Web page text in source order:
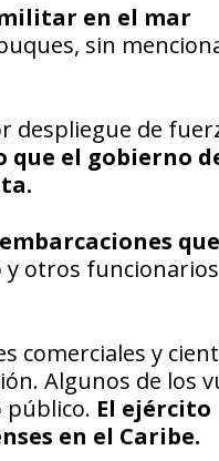
en el mar
sin
despliegue de
que el gobierno
otros
comerciales y
Algunos de los
público. El ejército
en el Caribe.